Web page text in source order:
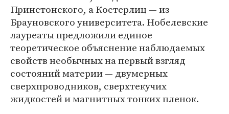
Принстонского, а Костерлиц — из
Брауновского университета. Нобелевские
лауреаты предложили единое
теоретическое объяснение наблюдаемых
свойств необычных на первый взгляд
состояний материи — двумерных
сверхпроводников, сверхтекучих
жидкостей и магнитных тонких пленок.